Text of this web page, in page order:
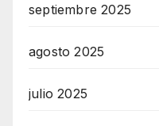
septiembre 2025
agosto 2025
julio 2025